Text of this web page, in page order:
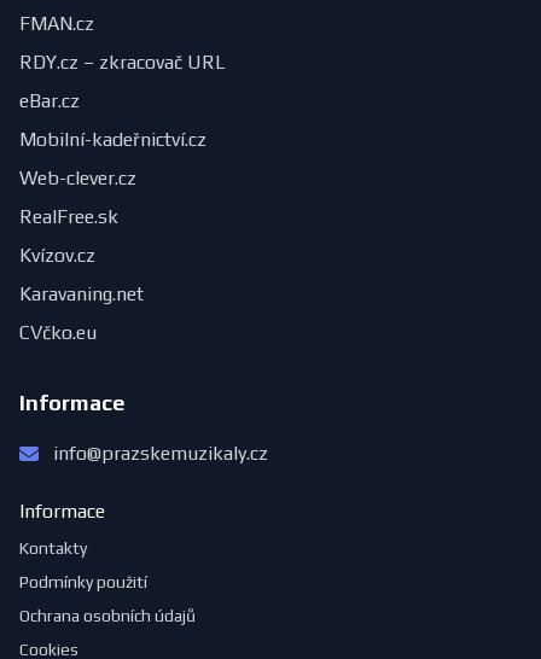
FMAN.cz
RDY.cz – zkracovač URL
eBar.cz
Mobilní-kadeřnictví.cz
Web-clever.cz
RealFree.sk
Kvízov.cz
Karavaning.net
CVčko.eu
Informace
info@prazskemuzikaly.cz
Informace
Kontakty
Podmínky použití
Ochrana osobních údajů
Cookies